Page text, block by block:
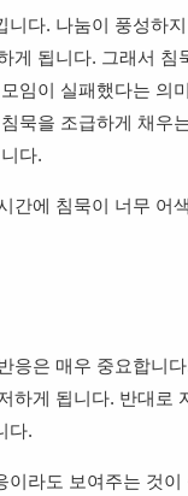
다. 나눔이 풍성하
게 됩니다. 그래서
임이 실패했다는 의
묵을 조급하게 채우
다.
간에 침묵이 너무 어
응은 매우 중요합니
하게 됩니다. 반대로
다.
이라도 보여주는 것이